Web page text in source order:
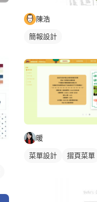
陳浩
簡報設計
暖
菜單設計 摺頁菜單